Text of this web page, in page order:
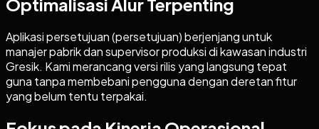
Aplikasi persetujuan (persetujuan) berjenjang untuk
manajer pabrik dan supervisor produksi di kawasan industri
Gresik. Kami merancang versi rilis yang langsung tepat
guna tanpa membebani pengguna dengan deretan fitur
yang belum tentu terpakai.